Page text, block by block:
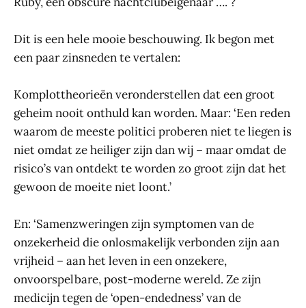
Dit is een hele mooie beschouwing. Ik begon met
een paar zinsneden te vertalen:
Komplottheorieën veronderstellen dat een groot
geheim nooit onthuld kan worden. Maar: ‘Een reden
waarom de meeste politici proberen niet te liegen is
niet omdat ze heiliger zijn dan wij – maar omdat de
risico’s van ontdekt te worden zo groot zijn dat het
gewoon de moeite niet loont.’
En: ‘Samenzweringen zijn symptomen van de
onzekerheid die onlosmakelijk verbonden zijn aan
vrijheid – aan het leven in een onzekere,
onvoorspelbare, post-moderne wereld. Ze zijn
medicijn tegen de ‘open-endedness’ van de